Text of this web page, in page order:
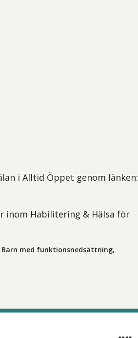
i Alltid Öppet genom länken:
inom Habilitering & Hälsa för
Barn med funktionsnedsättning,